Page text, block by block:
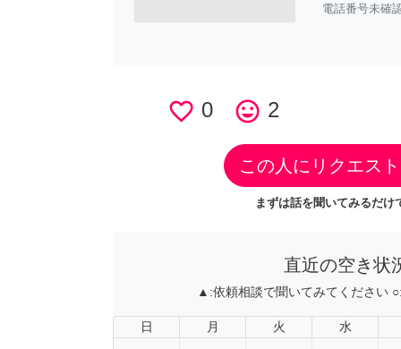
電話番号未確
favorite_border 0 tag_faces 2
この人にリクエス
まずは話を聞いてみるだけ
直近の空き状
▲:依頼相談で聞いてみてください ○:
日 月 火 水